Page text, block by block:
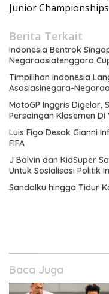
Junior
Berita Terkait
Indonesia Bentrok
Negaraasiatenggara
Timpilihan Indonesia
Asosiasinegara-
MotoGP Inggris Digelar,
Persaingan Klasemen Di
Luis Figo Desak Gianni
FIFA
J Balvin dan KidSuper
Untuk Sosialisasi Politik
Sandalku hingga Tidur
Baca Juga